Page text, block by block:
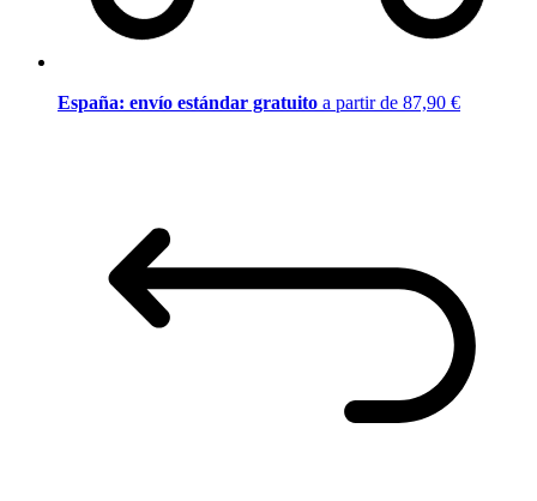
España: envío estándar gratuito a partir de 87,90 €